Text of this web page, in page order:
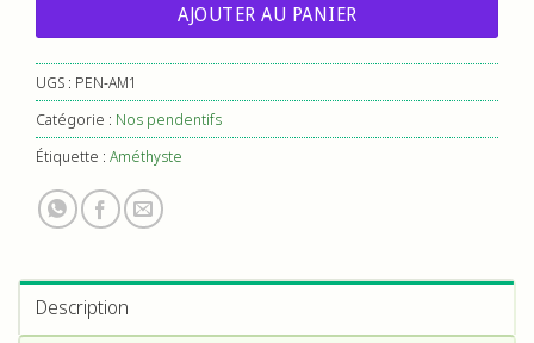
AJOUTER AU PANIER
UGS : PEN-AM1
Catégorie : Nos pendentifs
Étiquette : Améthyste
Description